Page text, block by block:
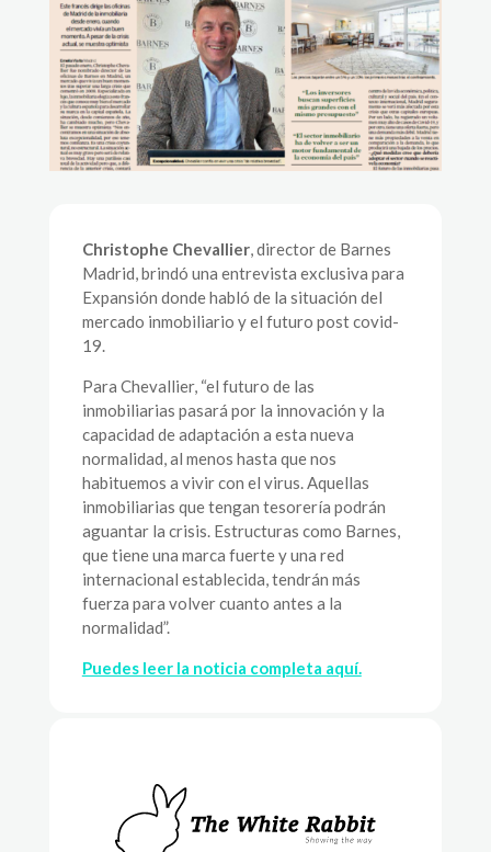
Christophe Chevallier, director de Barnes
Madrid, brindó una entrevista exclusiva para
Expansión donde habló de la situación del
mercado inmobiliario y el futuro post covid-
19.
Para Chevallier, “el futuro de las
inmobiliarias pasará por la innovación y la
capacidad de adaptación a esta nueva
normalidad, al menos hasta que nos
habituemos a vivir con el virus. Aquellas
inmobiliarias que tengan tesorería podrán
aguantar la crisis. Estructuras como Barnes,
que tiene una marca fuerte y una red
internacional establecida, tendrán más
fuerza para volver cuanto antes a la
normalidad”.
Puedes leer la noticia completa aquí.